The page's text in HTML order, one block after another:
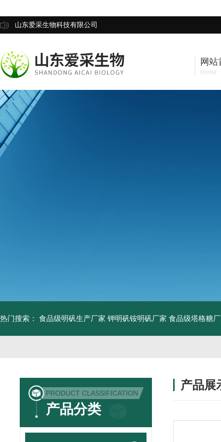
山东爱采生物科技有限公司
网站
Home
热门搜索： 食品级明矾生产厂家 钾明矾铵明矾厂家 食品级塔格糖
PRODUCT CLASSIFICATION
产品分类
产品展